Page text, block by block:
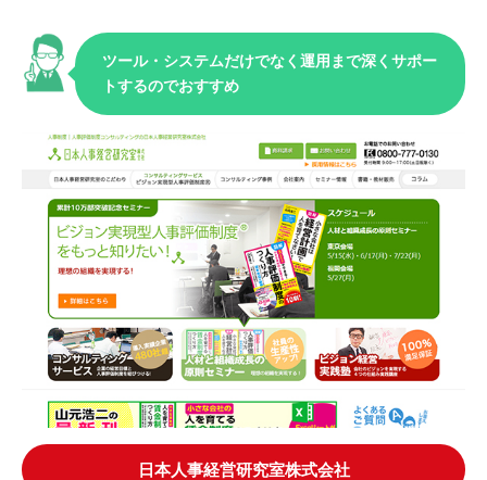
ツール・システムだけでなく運用まで深くサポー
トするのでおすすめ
日本人事経営研究室株式会社